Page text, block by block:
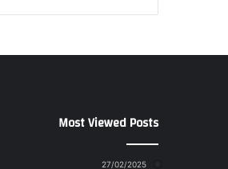
Most Viewed Posts
27/02/2025